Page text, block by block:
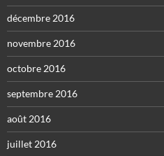
décembre 2016
novembre 2016
octobre 2016
septembre 2016
août 2016
juillet 2016